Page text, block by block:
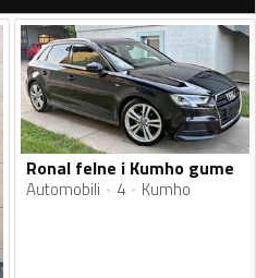
Ronal felne i Kumho gume
Automobili 4 Kumho